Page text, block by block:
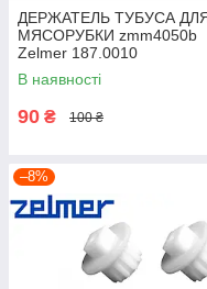
ДЕРЖАТЕЛЬ ТУБУСА
МЯСОРУБКИ zmm4050b
Zelmer 187.0010
В наявності
90 ₴ 100 ₴
–8%